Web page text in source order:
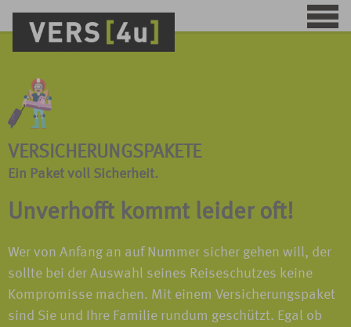
VERSICHERUNGSPAKETE
Ein Paket voll Sicherheit.
Unverhofft kommt leider oft!
Wer von Anfang an auf Nummer sicher gehen will, der
sollte bei der Auswahl seines Reiseschutzes keine
Kompromisse machen. Mit einem Versicherungspaket
sind Sie und Ihre Familie rundum geschützt. Egal ob